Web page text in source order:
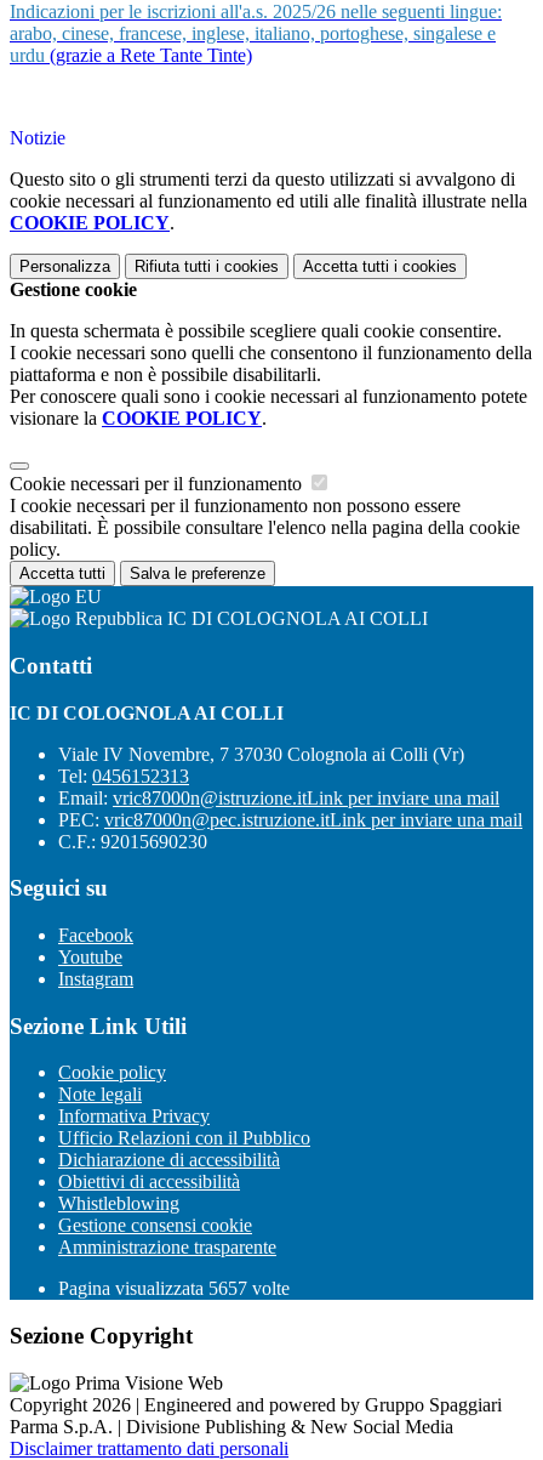
Indicazioni per le iscrizioni all'a.s. 2025/26 nelle seguenti lingue:
arabo, cinese, francese, inglese, italiano, portoghese, singalese e
urdu (grazie a Rete Tante Tinte)
Notizie
Questo sito o gli strumenti terzi da questo utilizzati si avvalgono di
cookie necessari al funzionamento ed utili alle finalità illustrate nella
COOKIE POLICY.
Personalizza Rifiuta tutti i cookies Accetta tutti i cookies
Gestione cookie
In questa schermata è possibile scegliere quali cookie consentire.
I cookie necessari sono quelli che consentono il funzionamento della
piattaforma e non è possibile disabilitarli.
Per conoscere quali sono i cookie necessari al funzionamento potete
visionare la COOKIE POLICY.
Cookie necessari per il funzionamento
I cookie necessari per il funzionamento non possono essere
disabilitati. È possibile consultare l'elenco nella pagina della cookie
policy.
Accetta tutti Salva le preferenze
IC DI COLOGNOLA AI COLLI
Contatti
IC DI COLOGNOLA AI COLLI
Viale IV Novembre, 7 37030 Colognola ai Colli (Vr)
Tel: 0456152313
Email: vric87000n@istruzione.itLink per inviare una mail
PEC: vric87000n@pec.istruzione.itLink per inviare una mail
C.F.: 92015690230
Seguici su
Facebook
Youtube
Instagram
Sezione Link Utili
Cookie policy
Note legali
Informativa Privacy
Ufficio Relazioni con il Pubblico
Dichiarazione di accessibilità
Obiettivi di accessibilità
Whistleblowing
Gestione consensi cookie
Amministrazione trasparente
Pagina visualizzata 5657 volte
Sezione Copyright
Copyright 2026 | Engineered and powered by Gruppo Spaggiari
Parma S.p.A. | Divisione Publishing & New Social Media
Disclaimer trattamento dati personali